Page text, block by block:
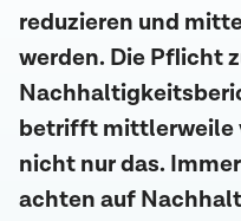
reduzieren und
werden. Die Pflicht
betrifft mittlerweile
nicht nur das.
achten auf